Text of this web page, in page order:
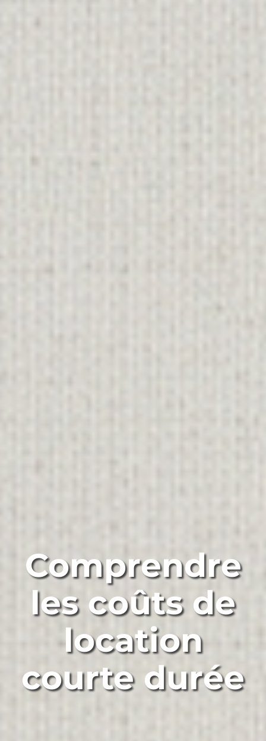
Comprendre
les coûts de
location
courte durée